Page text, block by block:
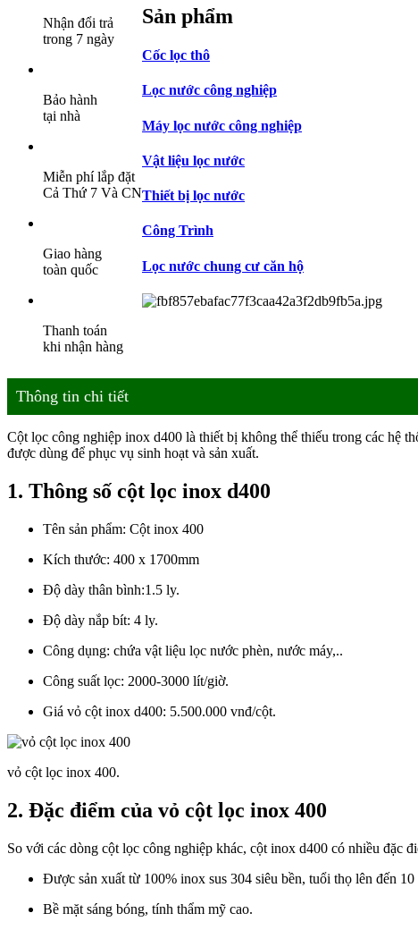
Nhận đổi trả
trong 7 ngày
Bảo hành
tại nhà
Miễn phí lắp đặt
Cả Thứ 7 Và CN
Giao hàng
toàn quốc
Thanh toán
khi nhận hàng
Sản phẩm
Cốc lọc thô
Lọc nước công nghiệp
Máy lọc nước công nghiệp
Vật liệu lọc nước
Thiết bị lọc nước
Công Trình
Lọc nước chung cư căn hộ
Thông tin chi tiết
Cột lọc công nghiệp inox d400 là thiết bị không thể thiếu trong các hệ
được dùng để phục vụ sinh hoạt và sản xuất.
1. Thông số cột lọc inox d400
Tên sản phẩm: Cột inox 400
Kích thước: 400 x 1700mm
Độ dày thân bình:1.5 ly.
Độ dày nắp bít: 4 ly.
Công dụng: chứa vật liệu lọc nước phèn, nước máy,..
Công suất lọc: 2000-3000 lít/giờ.
Giá vỏ cột inox d400: 5.500.000 vnđ/cột.
vỏ cột lọc inox 400.
2. Đặc điểm của vỏ cột lọc inox 400
So với các dòng cột lọc công nghiệp khác, cột inox d400 có nhiều đặc
Được sản xuất từ 100% inox sus 304 siêu bền, tuổi thọ lên đến 10
Bề mặt sáng bóng, tính thẩm mỹ cao.